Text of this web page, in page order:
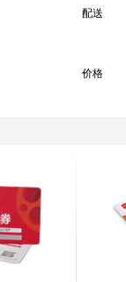
配送
价格